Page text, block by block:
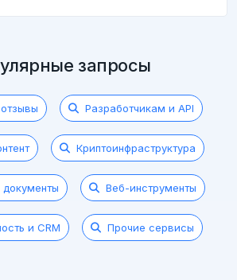
запросы
Разработчикам и API
Криптоинфраструктура
документы Веб-инструменты
и CRM Прочие сервисы